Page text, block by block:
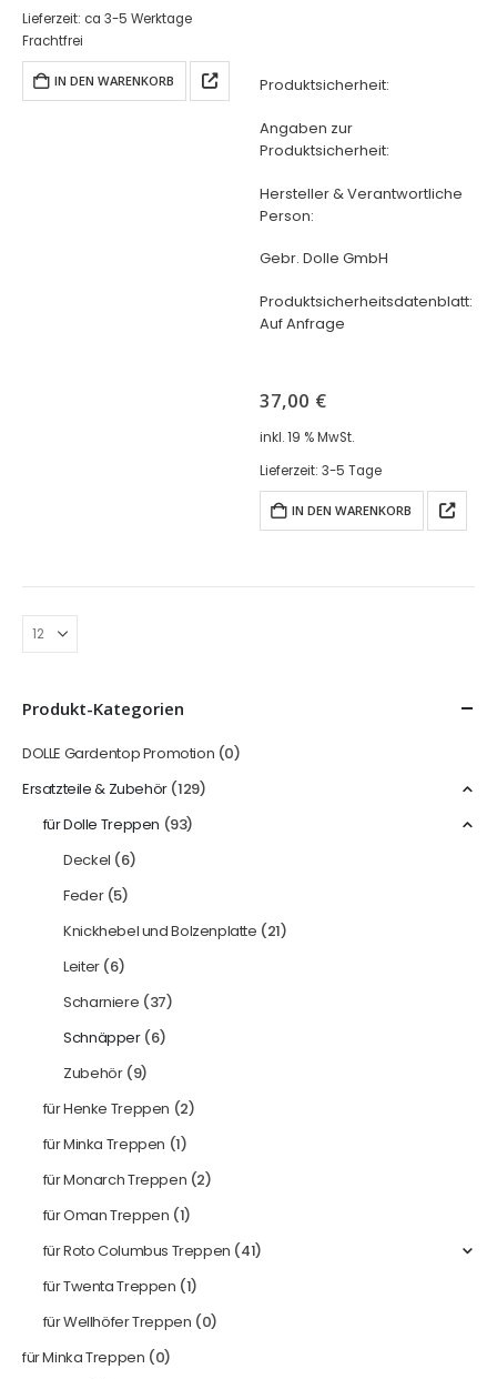
Lieferzeit: ca 3-5 Werktage
Frachtfrei
IN DEN WARENKORB Produktsicherheit:
Angaben zur
Produktsicherheit:
Hersteller & Verantwortliche
Person:
Gebr. Dolle GmbH
Produktsicherheitsdatenblatt:
Auf Anfrage
37,00 €
inkl. 19 % MwSt.
Lieferzeit: 3-5 Tage
IN DEN WARENKORB
Produkt-Kategorien
DOLLE Gardentop Promotion (0)
Ersatzteile & Zubehör (129)
für Dolle Treppen (93)
Deckel (6)
Feder (5)
Knickhebel und Bolzenplatte (21)
Leiter (6)
Scharniere (37)
Schnäpper (6)
Zubehör (9)
für Henke Treppen (2)
für Minka Treppen (1)
für Monarch Treppen (2)
für Oman Treppen (1)
für Roto Columbus Treppen (41)
für Twenta Treppen (1)
für Wellhöfer Treppen (0)
für Minka Treppen (0)